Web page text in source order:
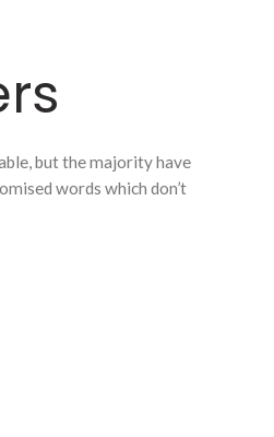
but the majority have
words which don’t